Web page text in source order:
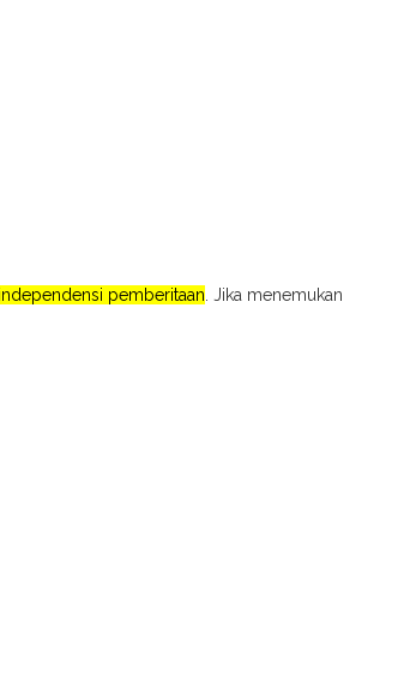
pemberitaan . Jika menemukan